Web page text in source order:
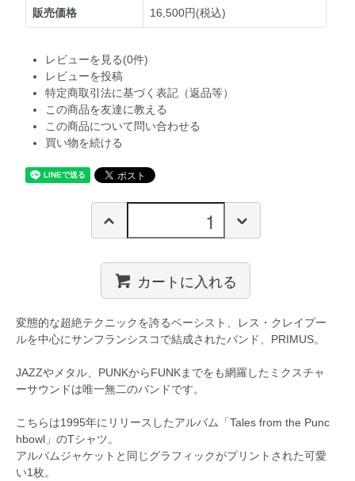
販売価格 16,500円(税込)
レビューを見る(0件)
レビューを投稿
特定商取引法に基づく表記（返品等）
この商品を友達に教える
この商品について問い合わせる
買い物を続ける
カートに入れる
変態的な超絶テクニックを誇るベーシスト、レス・クレイプー
ルを中心にサンフランシスコで結成されたバンド、PRIMUS。
JAZZやメタル、PUNKからFUNKまでをも網羅したミクスチャ
ーサウンドは唯一無二のバンドです。
こちらは1995年にリリースしたアルバム「Tales from the Punc
hbowl」のTシャツ。
アルバムジャケットと同じグラフィックがプリントされた可愛
い1枚。